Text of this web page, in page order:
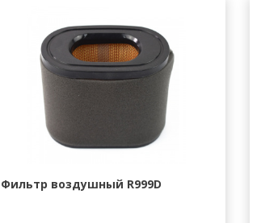
Фильтр воздушный R999D